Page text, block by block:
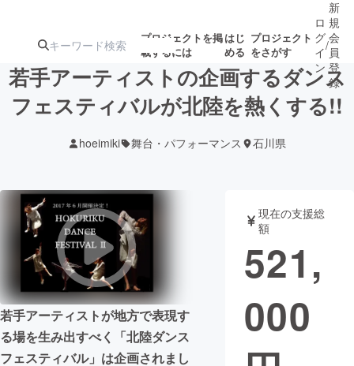
プロジェクトを掲
載するには
はじ
める
プロジェクト
をさがす
ターン
注目の新着プロ
ジェクト
募集終了が近いプ
ロジェクト
されます
アート・写真 音楽
テクノロジー・ガジェット ゲーム・サ
映像・映画
ビジネス・起業
ロ
グ
イ
ン
/
新
規
会
員
登
録
若手アーティストの企画するダンス
フェスティバルが北陸を熱くする!!
hoeimiki 舞台・パフォーマンス 石川県
若手アーティストが地方で表現す
る場を生み出すべく「北陸ダンス
フェスティバル」は企画されまし
現在の支援総
額
521,
000